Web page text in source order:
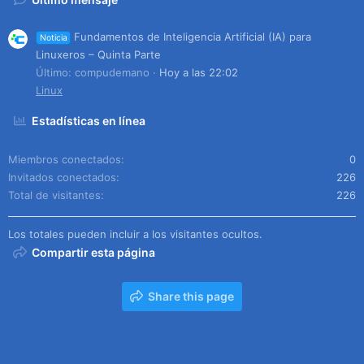
Noticia
Fundamentos de Inteligencia Artificial (IA) para
Linuxeros – Quinta Parte
Último: compudemano
Hoy a las 22:02
Linux
Estadísticas en línea
Miembros conectados
0
Invitados conectados
226
Total de visitantes
226
Los totales pueden incluir a los visitantes ocultos.
Compartir esta página
Share this page